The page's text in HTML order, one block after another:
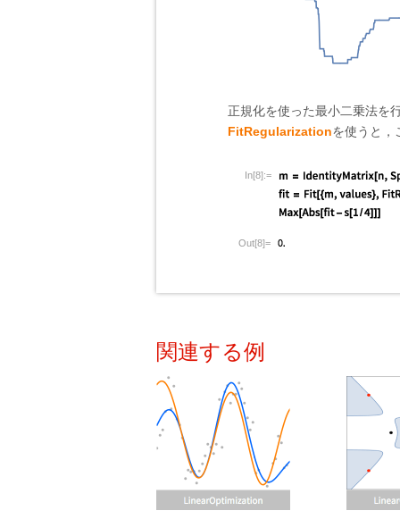
正規化を使った最小二乗法を
FitRegularizationを使うと，
In[8]:=
Out[8]=
関連する例